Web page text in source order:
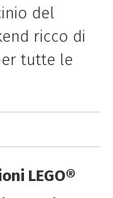
del
ricco di
tutte le
LEGO®